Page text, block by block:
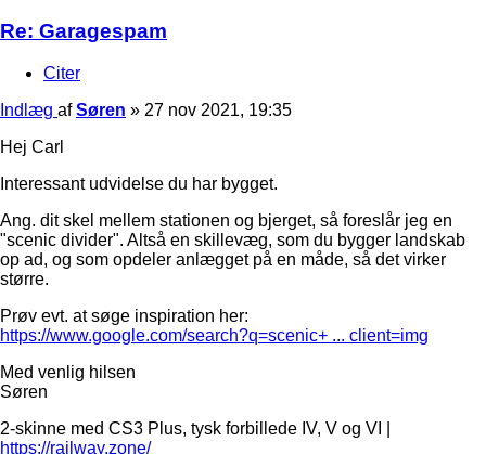
Re: Garagespam
Citer
Indlæg afSøren » 27 nov 2021, 19:35
Hej Carl
Interessant udvidelse du har bygget.
Ang. dit skel mellem stationen og bjerget, så foreslår jeg en
"scenic divider". Altså en skillevæg, som du bygger landskab
op ad, og som opdeler anlægget på en måde, så det virker
større.
Prøv evt. at søge inspiration her:
https://www.google.com/search?q=scenic+ ... client=img
Med venlig hilsen
Søren
2-skinne med CS3 Plus, tysk forbillede IV, V og VI |
https://railway.zone/